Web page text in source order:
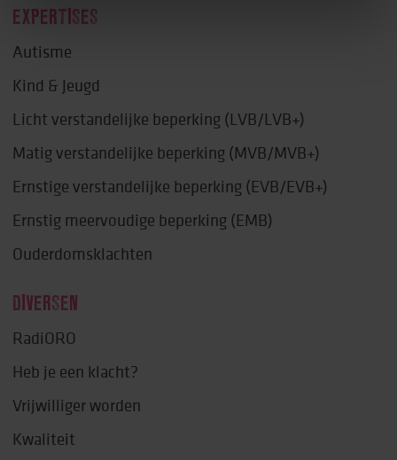
EXPERTISES
Autisme
Kind & Jeugd
Licht verstandelijke beperking (LVB/LVB+)
Matig verstandelijke beperking (MVB/MVB+)
Ernstige verstandelijke beperking (EVB/EVB+)
Ernstig meervoudige beperking (EMB)
Ouderdomsklachten
DIVERSEN
RadiORO
Heb je een klacht?
Vrijwilliger worden
Kwaliteit